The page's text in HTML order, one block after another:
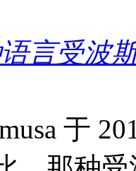
言受波
于